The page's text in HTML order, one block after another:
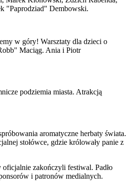
"Paprodziad" Dembowski.
w góry! Warsztaty dla dzieci o
Maciąg. Ania i Piotr
podziemia miasta. Atrakcją
aromatyczne herbaty świata.
stołówce, gdzie królowały panie z
zakończyli festiwal. Padło
i patronów medialnych.